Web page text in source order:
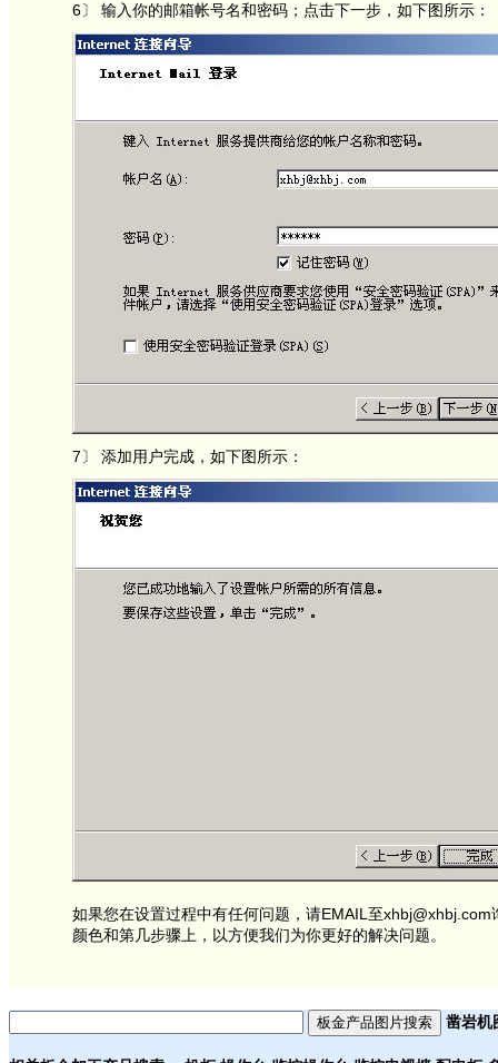
6〕 输入你的邮箱帐号名和密码；点击下一步，如下图所示：
7〕 添加用户完成，如下图所示：
如果您在设置过程中有任何问题，请EMAIL至xhbj@xhbj.com
颜色和第几步骤上，以方便我们为你更好的解决问题。
凿岩机